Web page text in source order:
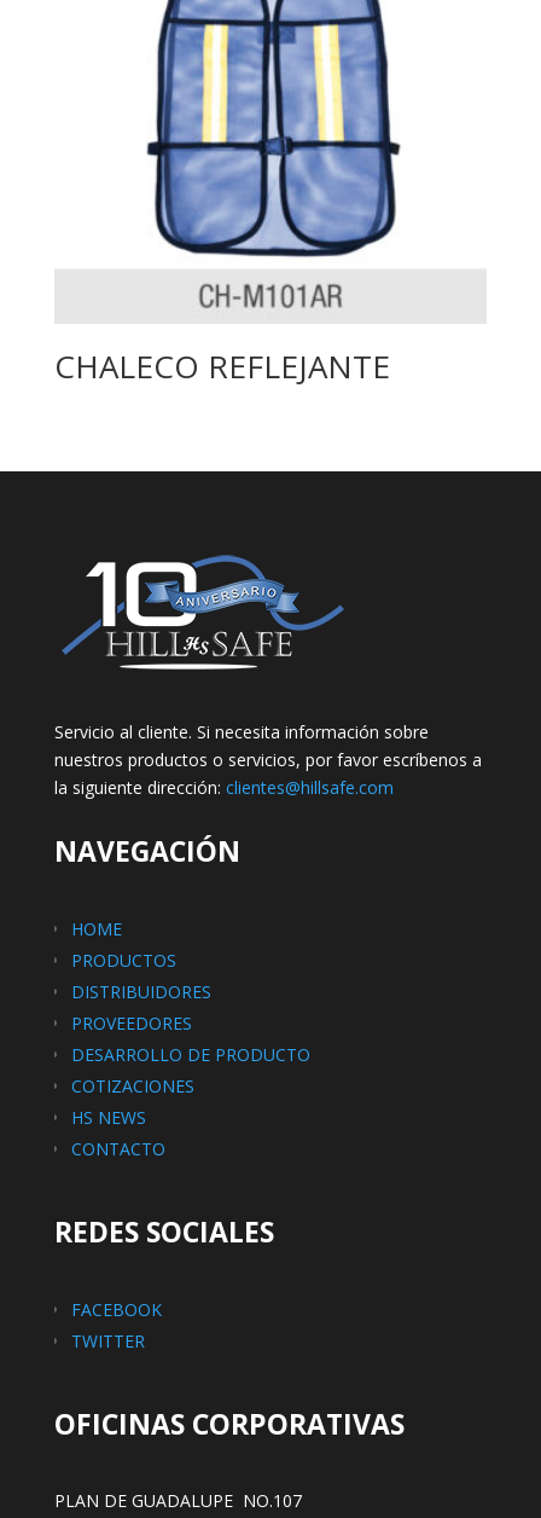
CHALECO REFLEJANTE
Servicio al cliente. Si necesita información sobre
nuestros productos o servicios, por favor escríbenos a
la siguiente dirección: clientes@hillsafe.com
NAVEGACIÓN
HOME
PRODUCTOS
DISTRIBUIDORES
PROVEEDORES
DESARROLLO DE PRODUCTO
COTIZACIONES
HS NEWS
CONTACTO
REDES SOCIALES
FACEBOOK
TWITTER
OFICINAS CORPORATIVAS
PLAN DE GUADALUPE NO.107